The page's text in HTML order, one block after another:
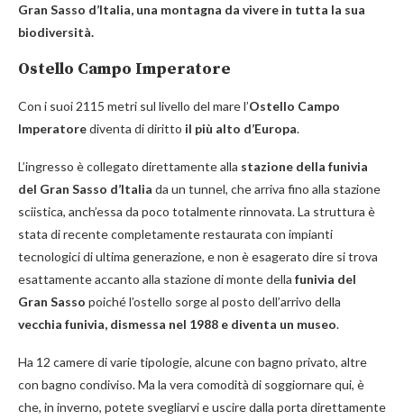
Gran Sasso d’Italia, una montagna da vivere in tutta la sua
biodiversità.
Ostello Campo Imperatore
Con i suoi 2115 metri sul livello del mare l’Ostello Campo
Imperatorediventa di diritto il più alto d’Europa.
L’ingresso è collegato direttamente alla stazione della funivia
del Gran Sasso d’Italia da un tunnel, che arriva fino alla stazione
sciistica, anch’essa da poco totalmente rinnovata. La struttura è
stata di recente completamente restaurata con impianti
tecnologici di ultima generazione, e non è esagerato dire si trova
esattamente accanto alla stazione di monte della funivia del
Gran Sasso poiché l’ostello sorge al posto dell’arrivo della
vecchia funivia, dismessa nel 1988 e diventa un museo.
Ha 12 camere di varie tipologie, alcune con bagno privato, altre
con bagno condiviso. Ma la vera comodità di soggiornare qui, è
che, in inverno, potete svegliarvi e uscire dalla porta direttamente